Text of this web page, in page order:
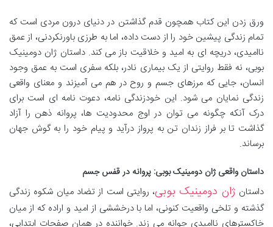
ورق زدن این کتاب همچون قدم گذاشتن در دنیای درون مردی است که
تمام زندگی پیشین خود را از دست داده، اما به طرزی باورنکردنی، از عمق
ناامیدی، دریچه ای به امید و خلاقیت باز می کند. داستان ژان دومینیک
بوبی، نه فقط روایتی از یک بیماری نادر، بلکه سفری است به عمق وجود
انسان، جایی که مرزهای جسم و روح در هم می آمیزند و معنای واقعی
زندگی نمایان می شود. این خودزندگی نامه، دعوت نامه ای است برای
درک آنکه چگونه می توان در اوج محدودیت ها، پروانه ذهن را آزاد
گذاشت تا بر فراز زندان تن به پرواز درآید و پیام خود را به گوش جهان
برساند.
داستان واقعی ژان دومینیک بوبی: پروانه در قفس جسم
داستان ژان دومینیک بوبی، روایتی است از تضاد میان شکوه زندگی
گذشته و تلخی واقعیت کنونی، اما با درخششی از امید و اراده که از میان
خاکسترهای ناامیدی جوانه می زند. خواننده در همان صفحات ابتدایی،